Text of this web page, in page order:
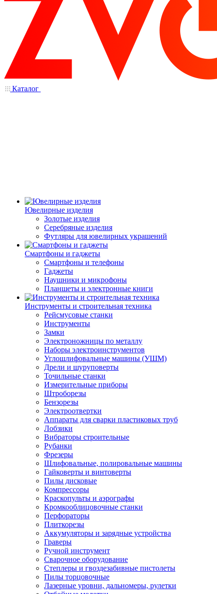
Каталог
Ювелирные изделия
Золотые изделия
Серебряные изделия
Футляры для ювелирных украшений
Смартфоны и гаджеты
Смартфоны и телефоны
Гаджеты
Наушники и микрофоны
Планшеты и электронные книги
Инструменты и строительная техника
Рейсмусовые станки
Инструменты
Замки
Электроножницы по металлу
Наборы электроинструментов
Углошлифовальные машины (УШМ)
Дрели и шуруповерты
Точильные станки
Измерительные приборы
Штроборезы
Бензорезы
Электроотвертки
Аппараты для сварки пластиковых труб
Лобзики
Вибраторы строительные
Рубанки
Фрезеры
Шлифовальные, полировальные машины
Гайковерты и винтоверты
Пилы дисковые
Компрессоры
Краскопульты и аэрографы
Кромкооблицовочные станки
Перфораторы
Плиткорезы
Аккумуляторы и зарядные устройства
Граверы
Ручной инструмент
Сварочное оборудование
Степлеры и гвоздезабивные пистолеты
Пилы торцовочные
Лазерные уровни, дальномеры, рулетки